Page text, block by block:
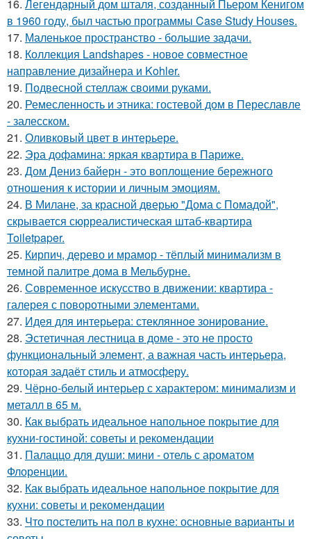
16. Легендарный дом шталя, созданный Пьером Кенигом
в 1960 году, был частью программы Case Study Houses.
17. Маленькое пространство - большие задачи.
18. Коллекция Landshapes - новое совместное
направление дизайнера и Kohler.
19. Подвесной стеллаж своими руками.
20. Ремесленность и этника: гостевой дом в Переславле
- залесском.
21. Оливковый цвет в интерьере.
22. Эра дофамина: яркая квартира в Париже.
23. Дом Дениз байерн - это воплощение бережного
отношения к истории и личным эмоциям.
24. В Милане, за красной дверью "Дома с Помадой",
скрывается сюрреалистическая штаб-квартира
Toiletpaper.
25. Кирпич, дерево и мрамор - тёплый минимализм в
темной палитре дома в Мельбурне.
26. Современное искусство в движении: квартира -
галерея с поворотными элементами.
27. Идея для интерьера: стеклянное зонирование.
28. Эстетичная лестница в доме - это не просто
функциональный элемент, а важная часть интерьера,
которая задаёт стиль и атмосферу.
29. Чёрно-белый интерьер с характером: минимализм и
металл в 65 м.
30. Как выбрать идеальное напольное покрытие для
кухни-гостиной: советы и рекомендации
31. Палаццо для души: мини - отель с ароматом
Флоренции.
32. Как выбрать идеальное напольное покрытие для
кухни: советы и рекомендации
33. Что постелить на пол в кухне: основные варианты и